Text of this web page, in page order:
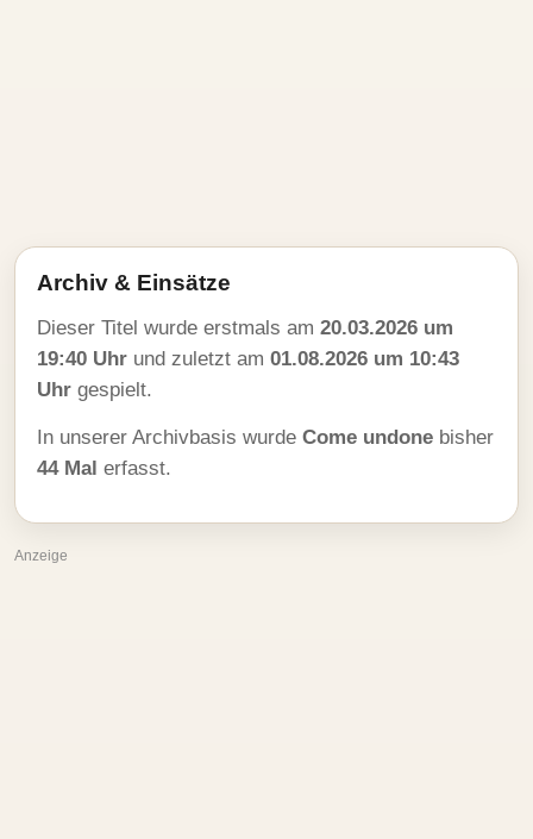
Archiv & Einsätze
Dieser Titel wurde erstmals am 20.03.2026 um
19:40 Uhr und zuletzt am 01.08.2026 um 10:43
Uhr gespielt.
In unserer Archivbasis wurde Come undone bisher
44 Mal erfasst.
Anzeige